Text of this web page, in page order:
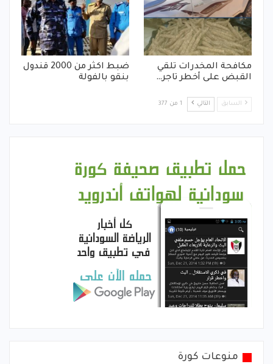
مكافحة المخدرات تلقي
القبض على أخطر تاجر…
ضبط اكثر من 2000 قندول
بنقو بالفولة
السابق التالي 1 من 377
منوعات كورة